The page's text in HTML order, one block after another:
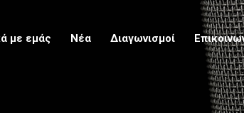
με εμάς Νέα Διαγωνισμοί